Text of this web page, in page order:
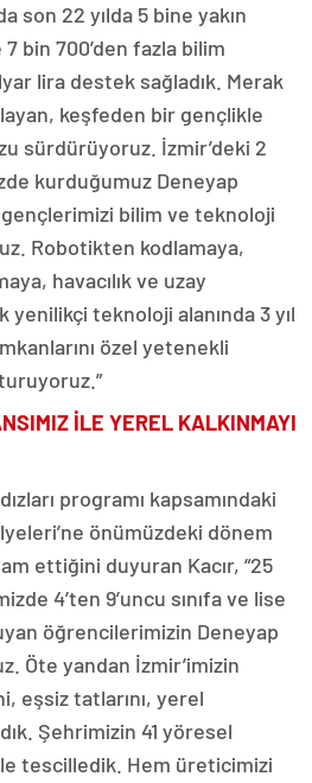
son 22 yılda 5 bine yakın
bin 700’den fazla bilim
lira destek sağladık. Merak
keşfeden bir gençlikle
sürdürüyoruz. İzmir’deki 2
kurduğumuz Deneyap
bilim ve teknoloji
Robotikten kodlamaya,
havacılık ve uzay
teknoloji alanında 3 yıl
özel yetenekli
İLE YEREL KALKINMAYI
programı kapsamındaki
önümüzdeki dönem
ettiğini duyuran Kacır, “25
4’ten 9’uncu sınıfa ve lise
öğrencilerimizin Deneyap
Öte yandan İzmir’imizin
eşsiz tatlarını, yerel
Şehrimizin 41 yöresel
tescilledik. Hem üreticimizi